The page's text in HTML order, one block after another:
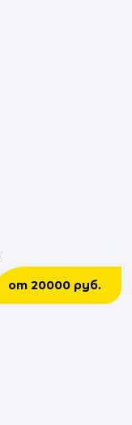
от 20000 руб.